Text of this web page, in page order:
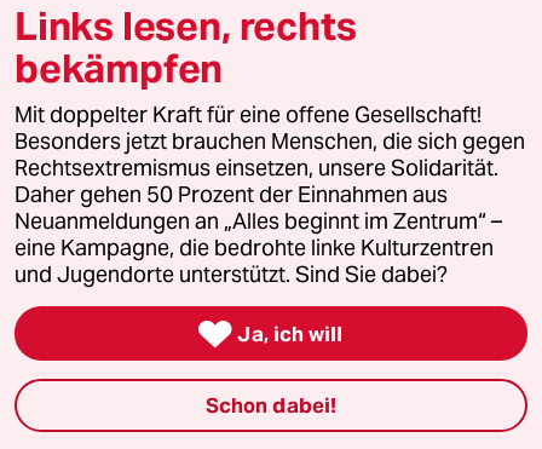
© 2026 taz Verlags und Vertriebs GmbH
Alle Rechte vorbehalten. Bei rechtlichen Fragen oder für Genehmigungen
wenden Sie sich bitte an
lizenzen@taz.de
Feedback Redaktionsstatut Kommune-Richtlinien
Leitlinie Informant Datenschutz Impressum AGB
Seitenwende Einwilligungen widerrufen (Ads)
Links lesen, rechts
bekämpfen
Mit doppelter Kraft für eine offene Gesellschaft!
Besonders jetzt brauchen Menschen, die sich gegen
Rechtsextremismus einsetzen, unsere Solidarität.
Daher gehen 50 Prozent der Einnahmen aus
Neuanmeldungen an „Alles beginnt im Zentrum“ –
eine Kampagne, die bedrohte linke Kulturzentren
und Jugendorte unterstützt. Sind Sie dabei?
 Ja, ich will
Schon dabei!